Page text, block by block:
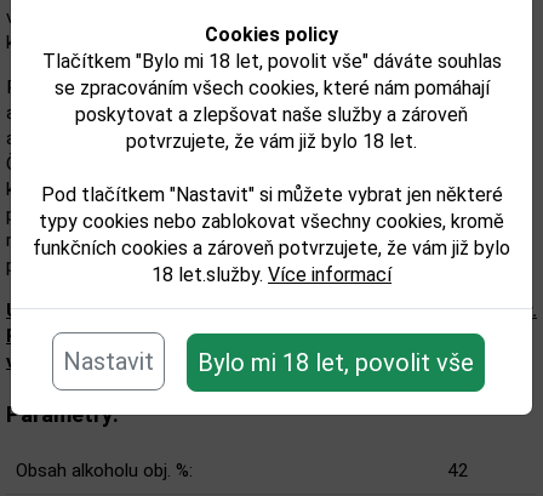
Cookies policy
Tlačítkem "Bylo mi 18 let, povolit vše" dáváte souhlas
se zpracováním všech cookies, které nám pomáhají
poskytovat a zlepšovat naše služby a zároveň
potvrzujete, že vám již bylo 18 let.
Pod tlačítkem "Nastavit" si můžete vybrat jen některé
typy cookies nebo zablokovat všechny cookies, kromě
funkčních cookies a zároveň potvrzujete, že vám již bylo
18 let.služby. Více informací
Nastavit Bylo mi 18 let, povolit vše
vanilky a bohatství javorového sirupu se prolínají s jemnými tóny
kávy a tabáku.
Pro tuto speciální edici se Pedro Ramon López-Oliver, zakladatel
a vizionář Casa Oliver, spojuje se svými čtyřmi master blendery,
aby vyvinuli rum, který ztělesňuje to nejlepší z dnešní Casa Oliver.
Čtyři rumové tradice – dominikánská, kolumbijská, venezuelská a
kubánská odráží hodnoty Casa Oliver: rozmanitost, rovné
příležitosti a neustálý závazek k inovacím. Filozofie rovnováhy
mezi starým a novým se projevuje v každém detailu výrobního
procesu od výběru sudů až po pokročilé techniky míchání a zrání.
Upozorňujeme, že tento produkt může obsahovat alergeny.
Přesné složení a alergeny jsou k dispozici na obalu
výrobku. Zkontrolujte prosím před konzumací.
Parametry:
Obsah alkoholu obj. %: 42